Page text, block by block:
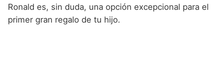
Ronald es, sin duda, una opción excepcional para el
primer gran regalo de tu hijo.